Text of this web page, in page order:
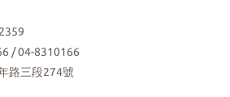
/ 04-8310166
路三段274號